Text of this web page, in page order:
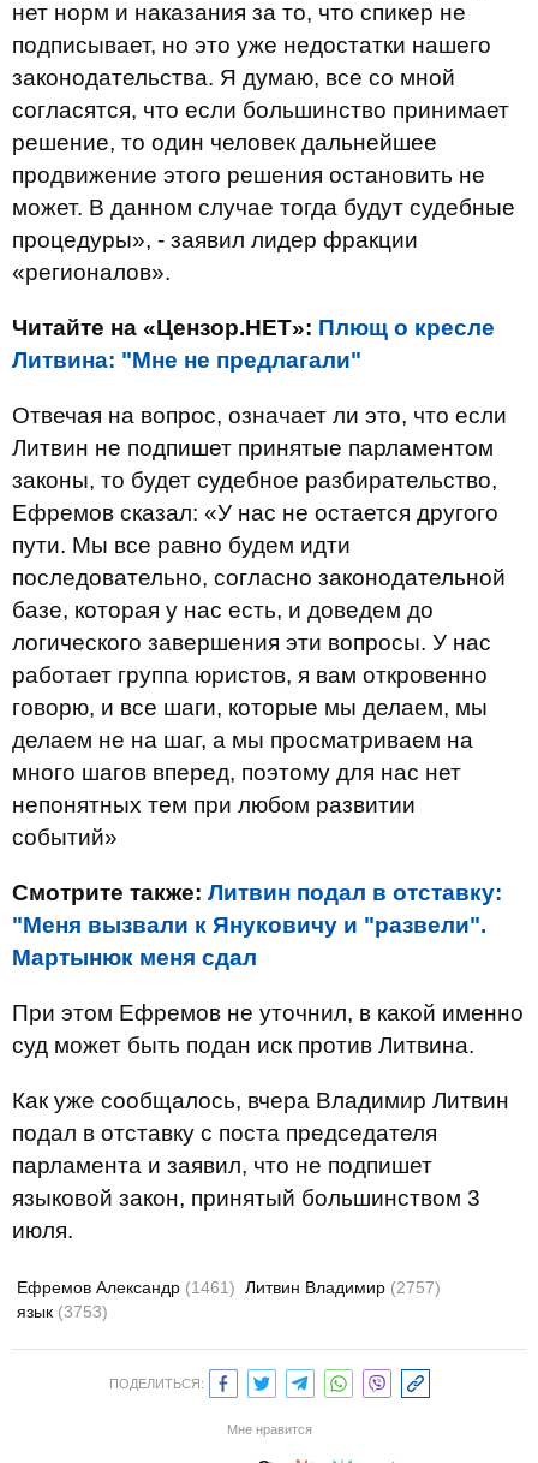
нет норм и наказания за то, что спикер не
подписывает, но это уже недостатки нашего
законодательства. Я думаю, все со мной
согласятся, что если большинство принимает
решение, то один человек дальнейшее
продвижение этого решения остановить не
может. В данном случае тогда будут судебные
процедуры», - заявил лидер фракции
«регионалов».
Читайте на «Цензор.НЕТ»: Плющ о кресле
Литвина: "Мне не предлагали"
Отвечая на вопрос, означает ли это, что если
Литвин не подпишет принятые парламентом
законы, то будет судебное разбирательство,
Ефремов сказал: «У нас не остается другого
пути. Мы все равно будем идти
последовательно, согласно законодательной
базе, которая у нас есть, и доведем до
логического завершения эти вопросы. У нас
работает группа юристов, я вам откровенно
говорю, и все шаги, которые мы делаем, мы
делаем не на шаг, а мы просматриваем на
много шагов вперед, поэтому для нас нет
непонятных тем при любом развитии
событий»
Смотрите также: Литвин подал в отставку:
"Меня вызвали к Януковичу и "развели".
Мартынюк меня сдал
При этом Ефремов не уточнил, в какой именно
суд может быть подан иск против Литвина.
Как уже сообщалось, вчера Владимир Литвин
подал в отставку с поста председателя
парламента и заявил, что не подпишет
языковой закон, принятый большинством 3
июля.
Ефремов Александр (1461) Литвин Владимир (2757)
язык (3753)
ПОДЕЛИТЬСЯ:
Мне нравится